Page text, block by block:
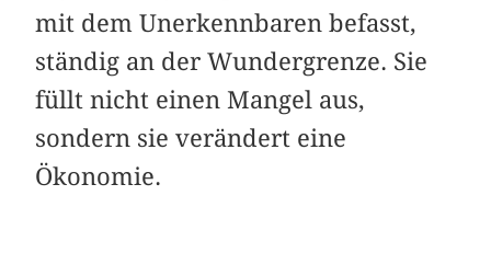
mit dem Unerkennbaren befasst,
ständig an der Wundergrenze. Sie
füllt nicht einen Mangel aus,
sondern sie verändert eine
Ökonomie.